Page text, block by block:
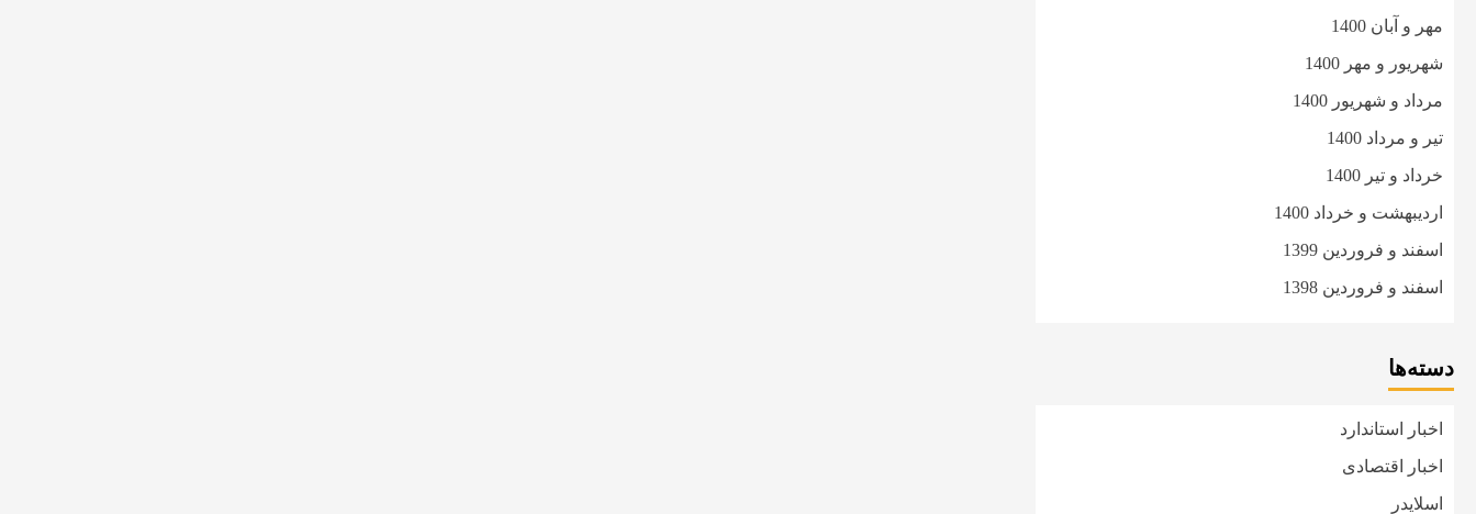
مهر و آبان 1400
شهریور و مهر 1400
مرداد و شهریور 1400
تیر و مرداد 1400
خرداد و تیر 1400
اردیبهشت و خرداد 1400
اسفند و فروردین 1399
اسفند و فروردین 1398
دسته‌ها
اخبار استاندارد
اخبار اقتصادی
اسلایدر